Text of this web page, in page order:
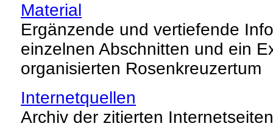
Material
Ergänzende und vertiefende
einzelnen Abschnitten und ein
organisierten Rosenkreuzertum
Internetquellen
Archiv der zitierten Internetseiten